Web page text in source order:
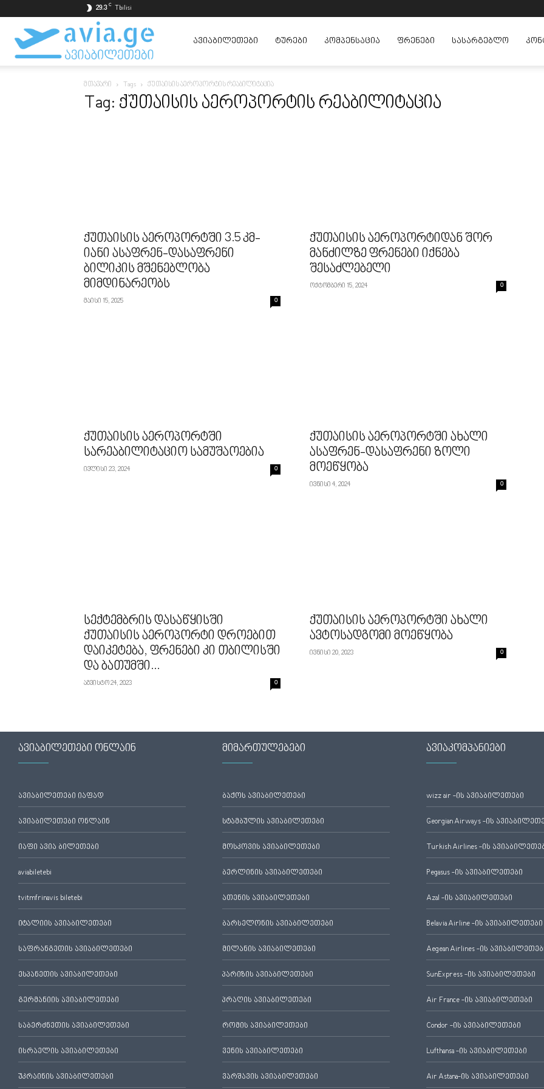
29.3 C Tbilisi
ავიაბილეთები
ყველაზე
ᲐᲕᲘᲐᲑᲘᲚᲔᲗᲔᲑᲘ ᲢᲣᲠᲔᲑᲘ ᲙᲝᲛᲞᲔᲜᲡᲐᲪᲘᲐ ᲤᲠᲔᲜᲔᲑᲘ ᲡᲐᲡᲐᲠᲒᲔᲑᲚᲝ
მთავარი Tags ქუთაისის აეროპორტის რეაბილიტაცია
Tag: ქუთაისის აეროპორტის რეაბილიტაცია
ქუთაისის აეროპორტში 3.5 კმ-
იანი ასაფრენ-დასაფრენი
ბილიკის მშენებლობა
მიმდინარეობს
მაისი 15, 2025 0
ქუთაისის აეროპორტიდან შორ
მანძილზე ფრენები იქნება
შესაძლებელი
ოქტომბერი 15, 2024 0
ქუთაისის აეროპორტში
სარეაბილიტაციო სამუშაოებია
ივლისი 23, 2024 0
ქუთაისის აეროპორტში ახალი
ასაფრენ-დასაფრენი ზოლი
მოეწყობა
ივნისი 4, 2024 0
სექტემბრის დასაწყისში
ქუთაისის აეროპორტი დროებით
დაიკეტება, ფრენები კი თბილისში
და ბათუმში...
აგვისტო 24, 2023 0
ქუთაისის აეროპორტში ახალი
ავტოსადგომი მოეწყობა
ივნისი 20, 2023 0
ავიაბილეთები ონლაინ
ავიაბილეთები იაფად
ავიაბილეთები ონლაინ
იაფი ავია ბილეთები
aviabiletebi
tvitmfrinavis biletebi
იტალიის ავიაბილეთები
საფრანგეთის ავიაბილეთები
ესპანეთის ავიაბილეთები
გერმანიის ავიაბილეთები
საბერძნეთის ავიაბილეთები
ისრაელის ავიაბილეთები
უკრაინის ავიაბილეთები
მიმართულებები
ბაქოს ავიაბილეთები
სტამბულის ავიაბილეთები
მოსკოვის ავიაბილეთები
ბერლინის ავიაბილეთები
ათენის ავიაბილეთები
ბარსელონის ავიაბილეთები
მილანის ავიაბილეთები
პარიზის ავიაბილეთები
პრაღის ავიაბილეთები
რომის ავიაბილეთები
ვენის ავიაბილეთები
ვარშავის ავიაბილეთები
ავიაკომპანიები
wizz air -ის ავიაბილეთები
Georgian Airways -ის
Turkish Airlines -ის
Pegasus -ის ავიაბილეთები
Azal -ის ავიაბილეთები
Belavia Airline -ის ავიაბილეთები
Aegean Airlines -ის
SunExpress -ის ავიაბილეთები
Air France -ის ავიაბილეთები
Condor -ის ავიაბილეთები
Lufthansa -ის ავიაბილეთები
Air Astana-ის ავიაბილეთები